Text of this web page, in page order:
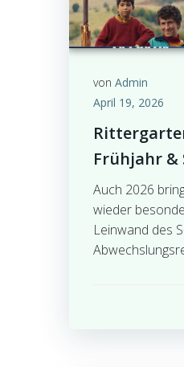
von Admin
April 19, 2026
Frühjahr &
Auch 2026
wieder
Leinwand des